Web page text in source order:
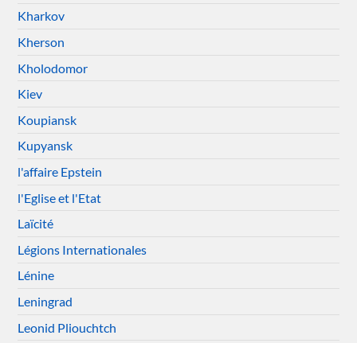
Kharkov
Kherson
Kholodomor
Kiev
Koupiansk
Kupyansk
l'affaire Epstein
l'Eglise et l'Etat
Laïcité
Légions Internationales
Lénine
Leningrad
Leonid Pliouchtch